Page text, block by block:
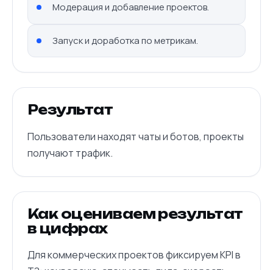
Модерация и добавление проектов.
Запуск и доработка по метрикам.
Результат
Пользователи находят чаты и ботов, проекты
получают трафик.
Как оцениваем результат
в цифрах
Для коммерческих проектов фиксируем KPI в